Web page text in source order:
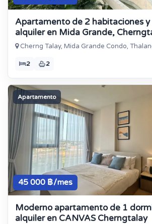
Apartamento de 2 habitaciones y
alquiler en Mida Grande,
Cherng Talay, Mida Grande Condo,
2 2
Apartamento
45 000 ฿/mes
Moderno apartamento de 1
alquiler en CANVAS Cherngtalay